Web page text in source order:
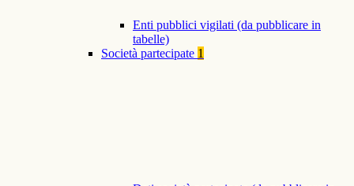
Enti pubblici vigilati (da pubblicare in
tabelle)
Società partecipate 1